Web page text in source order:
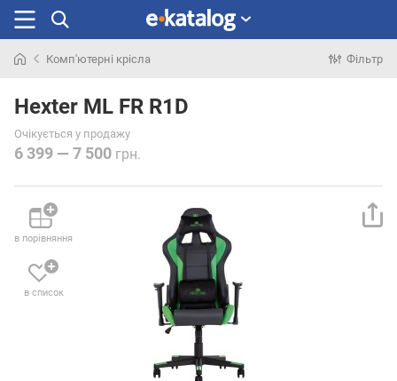
раніше
Комп'ютерні крісла Фільтр
Hexter ML FR R1D
Очікується у продажу
6 399 — 7 500 грн.
в порівняння
в список